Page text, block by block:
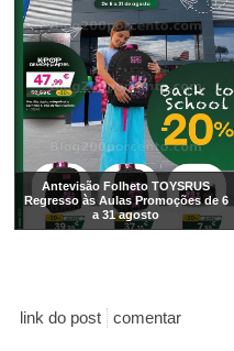
Antevisão Folheto TOYSRUS
Regresso às Aulas Promoções de 6
a 31 agosto
link do post comentar